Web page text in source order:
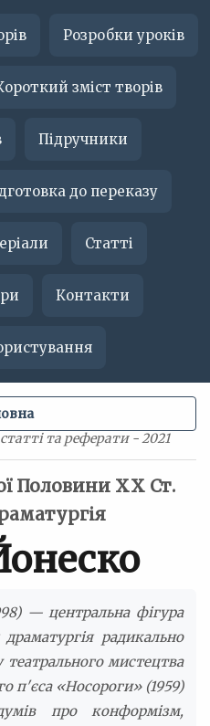
Розробки уроків
зміст творів
Підручники
до переказу
Статті
Контакти
та реферати - 2021
Половини ХХ Ст.
— центральна фігура
радикально
мистецтва
п'єса «Носороги» (1959)
про конформізм,